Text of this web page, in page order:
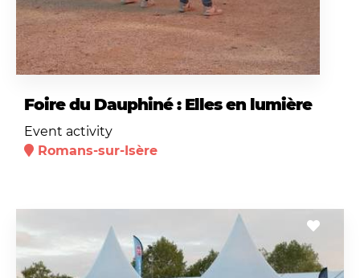
Foire du Dauphiné : Elles en lumière
Event activity
Romans-sur-Isère